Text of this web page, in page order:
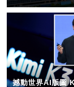
撼動世界AI版圖